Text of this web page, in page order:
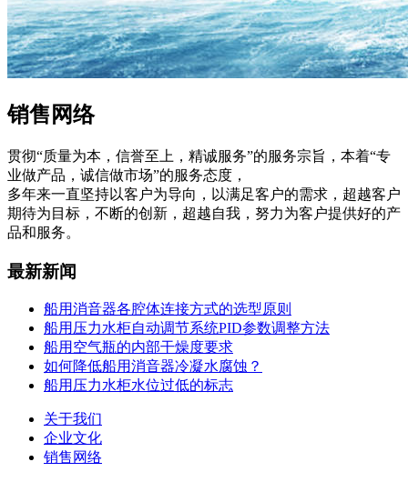
销售网络
贯彻“质量为本，信誉至上，精诚服务”的服务宗旨，本着“专
业做产品，诚信做市场”的服务态度，
多年来一直坚持以客户为导向，以满足客户的需求，超越客户
期待为目标，不断的创新，超越自我，努力为客户提供好的产
品和服务。
最新新闻
船用消音器各腔体连接方式的选型原则
船用压力水柜自动调节系统PID参数调整方法
船用空气瓶的内部干燥度要求
如何降低船用消音器冷凝水腐蚀？
船用压力水柜水位过低的标志
关于我们
企业文化
销售网络